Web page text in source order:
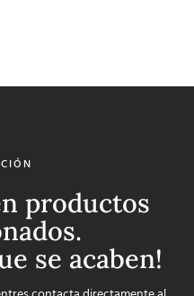
productos
se acaben!